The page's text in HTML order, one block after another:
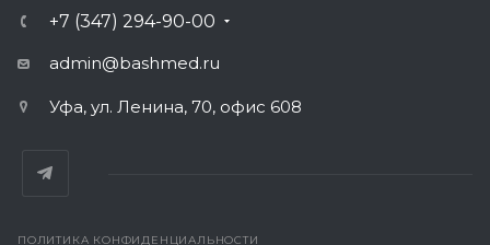
+7 (347) 294-90-00
admin@bashmed.ru
Уфа, ул. Ленина, 70, офис 608
ПОЛИТИКА КОНФИДЕНЦИАЛЬНОСТИ